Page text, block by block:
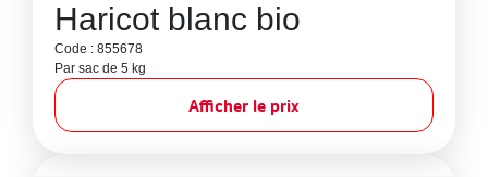
Haricot blanc bio
Code : 855678
Par sac de 5 kg
Afficher le prix